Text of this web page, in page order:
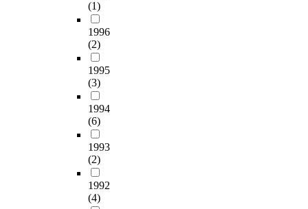
(1)
1996
(2)
1995
(3)
1994
(6)
1993
(2)
1992
(4)